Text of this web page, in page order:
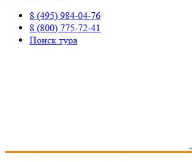
8 (495) 984-04-76
8 (800) 775-72-41
Поиск тура